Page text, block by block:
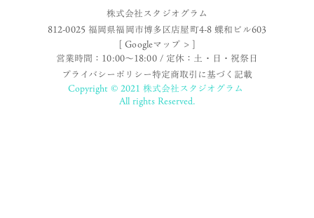
株式会社スタジオグラム
812-0025 福岡県福岡市博多区店屋町4-8 蝶和ビル603
[ Googleマップ > ]
営業時間：10:00〜18:00 / 定休：土・日・祝祭日
プライバシーポリシー特定商取引に基づく記載
Copyright © 2021 株式会社スタジオグラム
All rights Reserved.